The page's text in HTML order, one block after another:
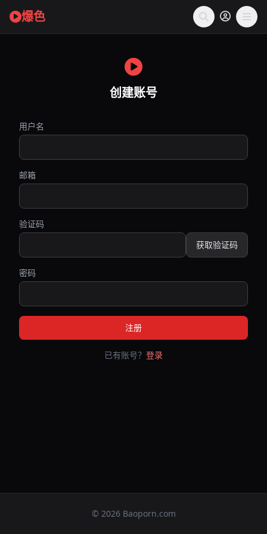
爆色
创建账号
用户名
邮箱
验证码
获取验证码
密码
注册
已有账号？ 登录
© 2026 Baoporn.com